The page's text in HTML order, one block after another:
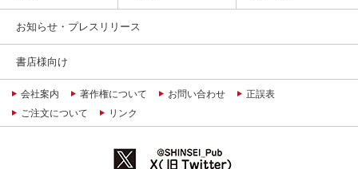
お知らせ・プレスリリース
書店様向け
会社案内 著作権について お問い合わせ
正誤表
ご注文について
リンク